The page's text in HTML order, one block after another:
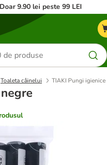
9.90 lei peste 99 LEI
Toaleta câinelui TIAKI Pungi igienice